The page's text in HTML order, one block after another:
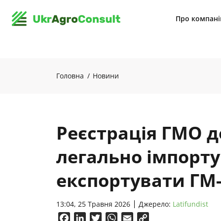
Про
Головна Новини
Реєстрація ГМО
легально
експортувати
13:04, 25 Травня 2026 Джерело: Latifundist
FacebookLinkedInTwitterWhatsApp
Email